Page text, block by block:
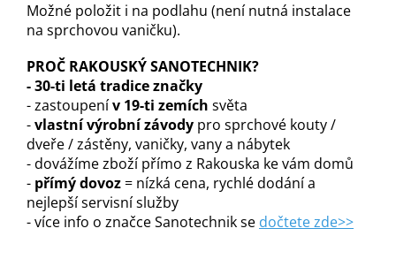
Možné položit i na podlahu (není nutná instalace
na sprchovou vaničku).
PROČ RAKOUSKÝ SANOTECHNIK?
-30-ti letá tradice značky
- zastoupenív 19-ti zemích světa
-vlastní výrobní závody pro sprchové kouty /
dveře / zástěny, vaničky, vany a nábytek
- dovážíme zboží přímo z Rakouska ke vám domů
- přímý dovoz= nízká cena, rychlé dodání a
nejlepší servisní služby
- více info o značce Sanotechnik se dočtete zde>>